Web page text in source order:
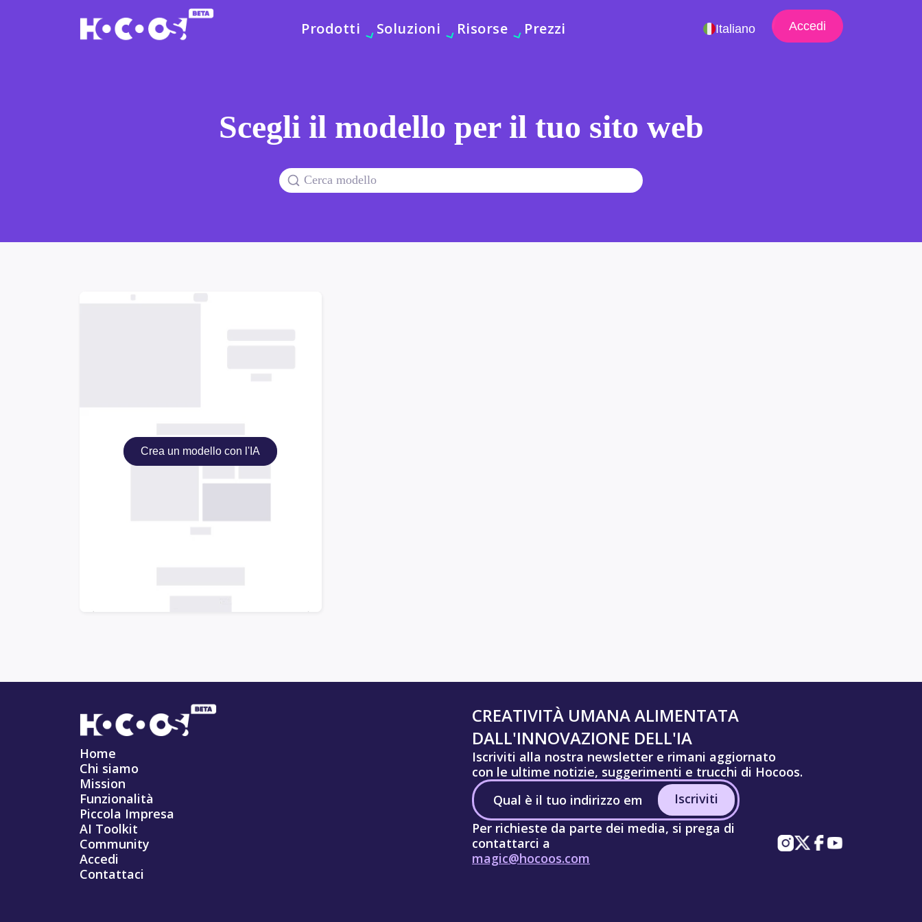
Prodotti Soluzioni Risorse Prezzi Italiano Accedi
Scegli il modello per il tuo sito web
Crea un modello con l'IA
Home
Chi siamo
Mission
Funzionalità
Piccola Impresa
AI Toolkit
Community
Accedi
Contattaci
CREATIVITÀ UMANA ALIMENTATA
DALL'INNOVAZIONE DELL'IA
Iscriviti alla nostra newsletter e rimani aggiornato
con le ultime notizie, suggerimenti e trucchi di Hocoos.
Iscriviti
Per richieste da parte dei media, si prega di
contattarci a
magic@hocoos.com